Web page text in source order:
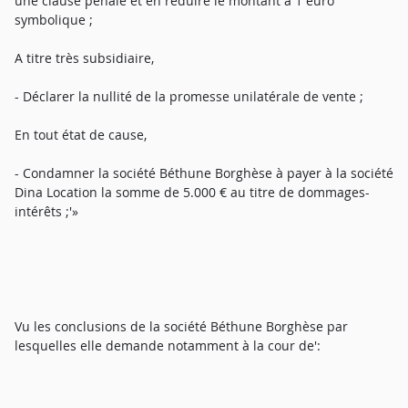
symbolique ;
A titre très subsidiaire,
- Déclarer la nullité de la promesse unilatérale de vente ;
En tout état de cause,
- Condamner la société Béthune Borghèse à payer à la société
Dina Location la somme de 5.000 € au titre de dommages-
intérêts ;'»
Vu les conclusions de la société Béthune Borghèse par
lesquelles elle demande notamment à la cour de':